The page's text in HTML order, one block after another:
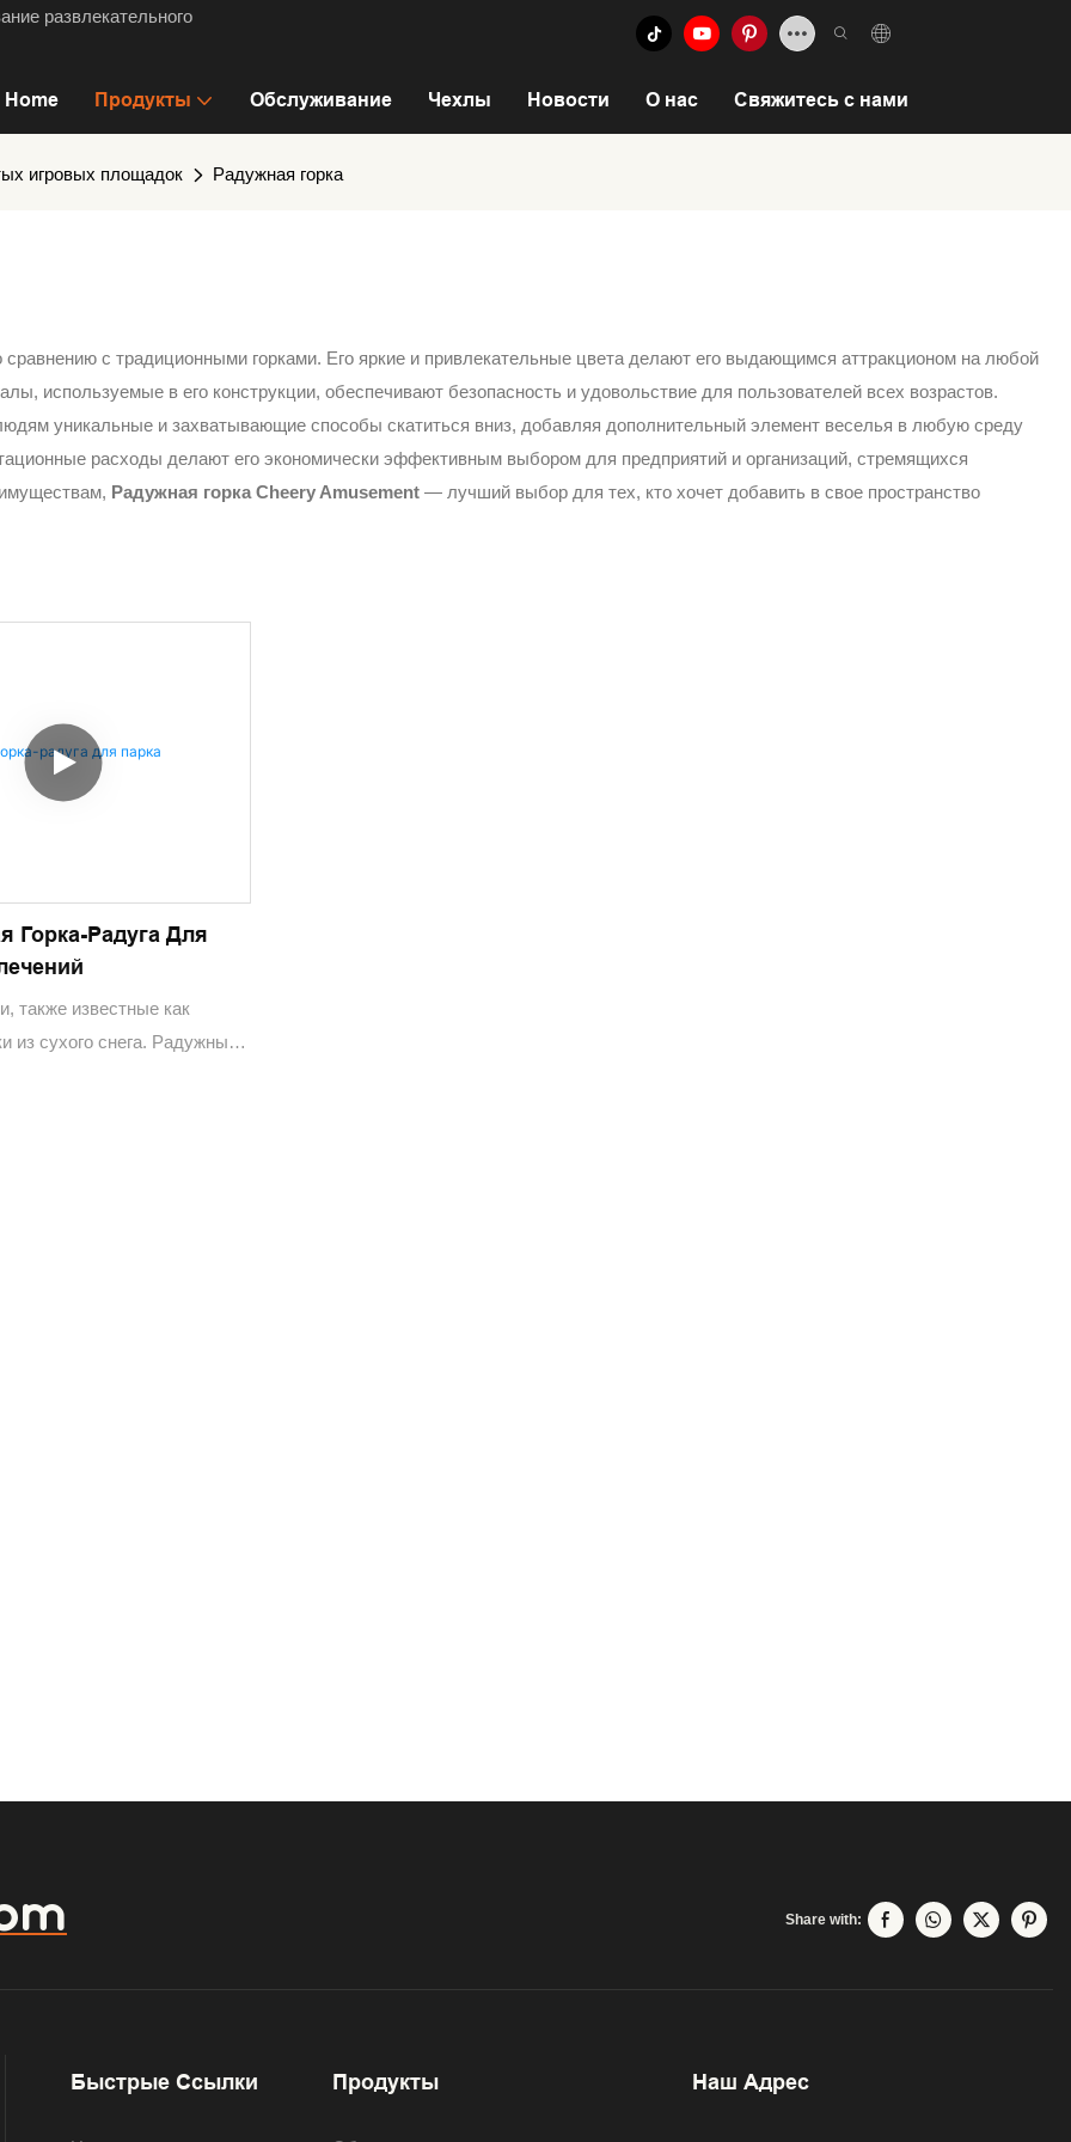
развлекательного
Home Продукты Обслуживание Чехлы Новости О нас Свяжитесь с нами
игровых площадок Радужная горка
с традиционными горками. Его яркие и привлекательные цвета делают его выдающимся аттракционом на любой
используемые в его конструкции, обеспечивают безопасность и удовольствие для пользователей всех возрастов.
уникальные и захватывающие способы скатиться вниз, добавляя дополнительный элемент веселья в любую среду
расходы делают его экономически эффективным выбором для предприятий и организаций, стремящихся
Радужная горка Cheery Amusement — лучший выбор для тех, кто хочет добавить в свое пространство
Горка-Радуга Для
также известные как
из сухого снега. Радужный
Share with:
Быстрые Ссылки Продукты Наш Адрес